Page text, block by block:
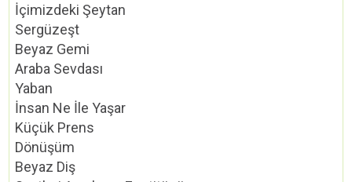
İçimizdeki Şeytan
Sergüzeşt
Beyaz Gemi
Araba Sevdası
Yaban
İnsan Ne İle Yaşar
Küçük Prens
Dönüşüm
Beyaz Diş